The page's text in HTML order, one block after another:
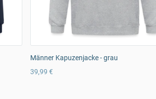
Männer Kapuzenjacke - grau
39,99 €